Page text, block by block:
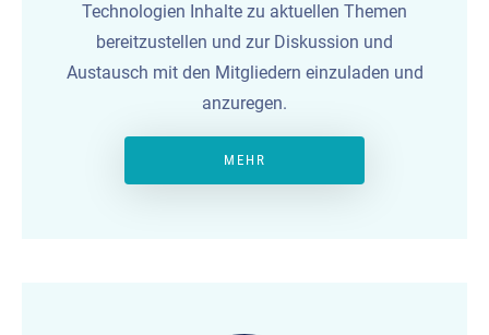
Technologien Inhalte zu aktuellen Themen
bereitzustellen und zur Diskussion und
Austausch mit den Mitgliedern einzuladen und
anzuregen.
MEHR